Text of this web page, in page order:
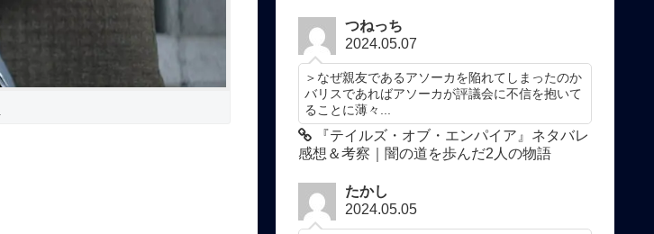
つねっち
2024.05.07
＞なぜ親友であるアソーカを陥れてしまったのか
バリスであればアソーカが評議会に不信を抱いて
ることに薄々...
『テイルズ・オブ・エンパイア』ネタバレ
感想＆考察｜闇の道を歩んだ2人の物語
たかし
2024.05.05